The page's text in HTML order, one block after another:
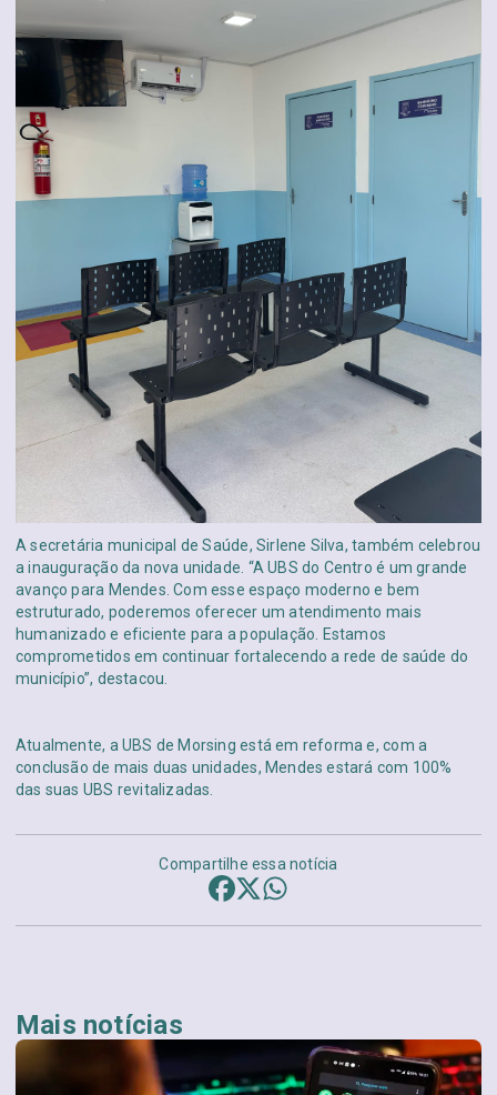
A secretária municipal de Saúde, Sirlene Silva, também celebrou
a inauguração da nova unidade. “A UBS do Centro é um grande
avanço para Mendes. Com esse espaço moderno e bem
estruturado, poderemos oferecer um atendimento mais
humanizado e eficiente para a população. Estamos
comprometidos em continuar fortalecendo a rede de saúde do
município”, destacou.
Atualmente, a UBS de Morsing está em reforma e, com a
conclusão de mais duas unidades, Mendes estará com 100%
das suas UBS revitalizadas.
Compartilhe essa notícia
Mais notícias